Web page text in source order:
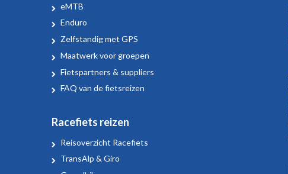
eMTB
Enduro
Zelfstandig met GPS
Maatwerk voor groepen
Fietspartners & suppliers
FAQ van de fietsreizen
Racefiets reizen
Reisoverzicht Racefiets
TransAlp & Giro